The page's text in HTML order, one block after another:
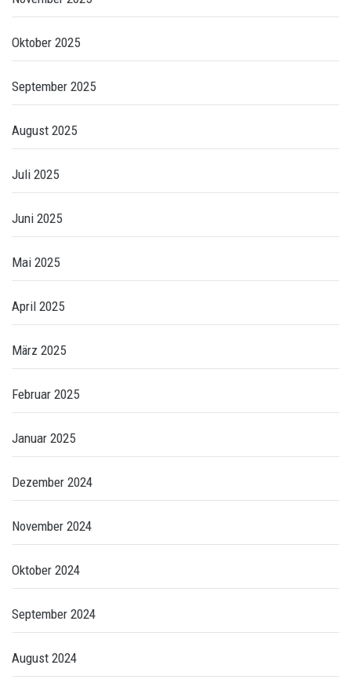
Oktober 2025
September 2025
August 2025
Juli 2025
Juni 2025
Mai 2025
April 2025
März 2025
Februar 2025
Januar 2025
Dezember 2024
November 2024
Oktober 2024
September 2024
August 2024